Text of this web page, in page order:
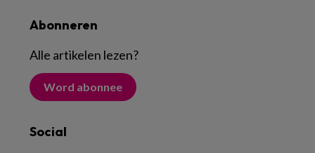
Abonneren
Alle artikelen lezen?
Word abonnee
Social